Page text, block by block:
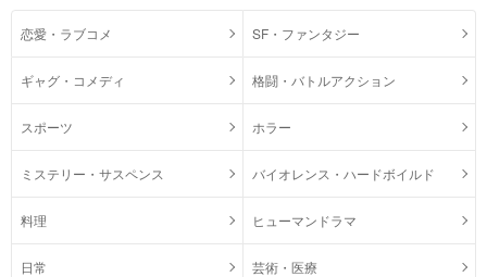
恋愛・ラブコメ SF・ファンタジー
ギャグ・コメディ 格闘・バトルアクション
スポーツ ホラー
ミステリー・サスペンス バイオレンス・ハードボイルド
料理 ヒューマンドラマ
日常 芸術・医療